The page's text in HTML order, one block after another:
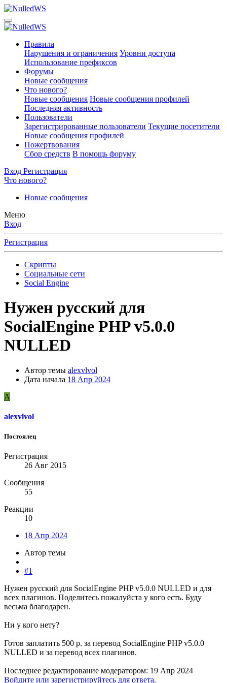
Правила
Нарушения и ограничения Уровни доступа
Использование префиксов
Форумы
Новые сообщения
Что нового?
Новые сообщения Новые сообщения профилей
Последняя активность
Пользователи
Зарегистрированные пользователи Текущие посетители
Новые сообщения профилей
Пожертвования
Сбор средств В помощь форуму
Вход Регистрация
Что нового?
Новые сообщения
Меню
Вход
Регистрация
Скрипты
Социальные сети
Social Engine
Нужен русский для
SocialEngine PHP v5.0.0
NULLED
Автор темы alexvlvol
Дата начала 18 Апр 2024
A
alexvlvol
Постоялец
Регистрация
26 Авг 2015
Сообщения
55
Реакции
10
18 Апр 2024
Автор темы
#1
Нужен русский для SocialEngine PHP v5.0.0 NULLED и для
всех плагинов. Поделитесь пожалуйста у кого есть. Буду
весьма благодарен.
Ни у кого нету?
Готов заплатить 500 р. за перевод SocialEngine PHP v5.0.0
NULLED и за перевод всех плагинов.
Последнее редактирование модератором: 19 Апр 2024
Войдите или зарегистрируйтесь для ответа.